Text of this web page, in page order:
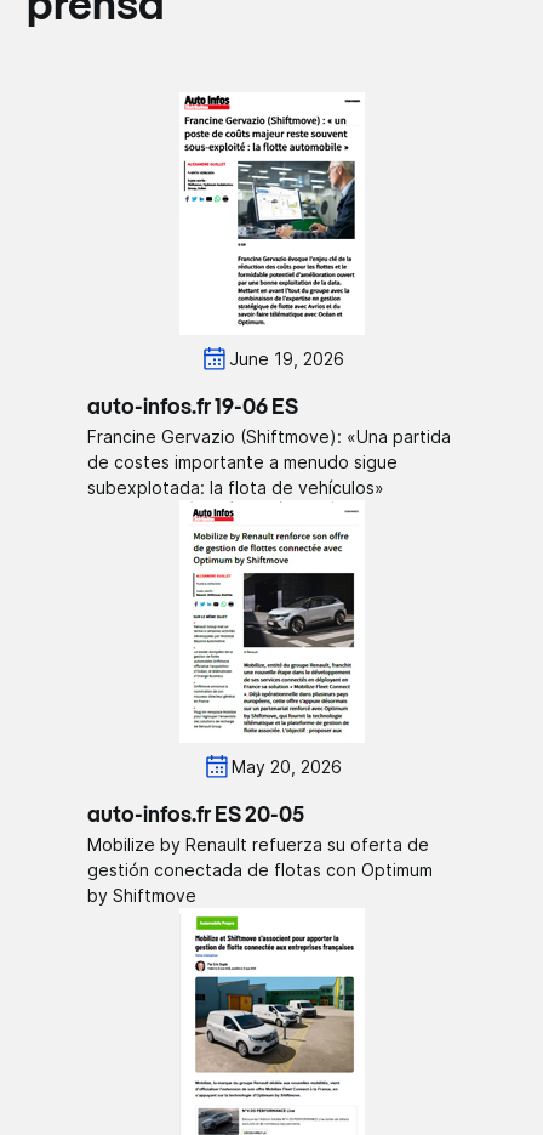
June 19, 2026
auto-infos.fr 19-06 ES
Francine Gervazio (Shiftmove): «Una partida
de costes importante a menudo sigue
subexplotada: la flota de vehículos»
May 20, 2026
auto-infos.fr ES 20-05
Mobilize by Renault refuerza su oferta de
gestión conectada de flotas con Optimum
by Shiftmove